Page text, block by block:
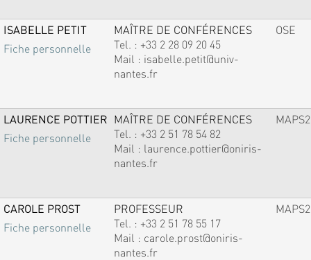
ISABELLE PETIT
Fiche personnelle
MAÎTRE DE CONFÉRENCES
Tel. : +33 2 28 09 20 45
Mail : isabelle.petit@univ-
nantes.fr
OSE
LAURENCE POTTIER
Fiche personnelle
MAÎTRE DE CONFÉRENCES
Tel. : +33 2 51 78 54 82
Mail : laurence.pottier@oniris-
nantes.fr
MAPS2
CAROLE PROST
Fiche personnelle
PROFESSEUR
Tel. : +33 2 51 78 55 17
Mail : carole.prost@oniris-
nantes.fr
MAPS2